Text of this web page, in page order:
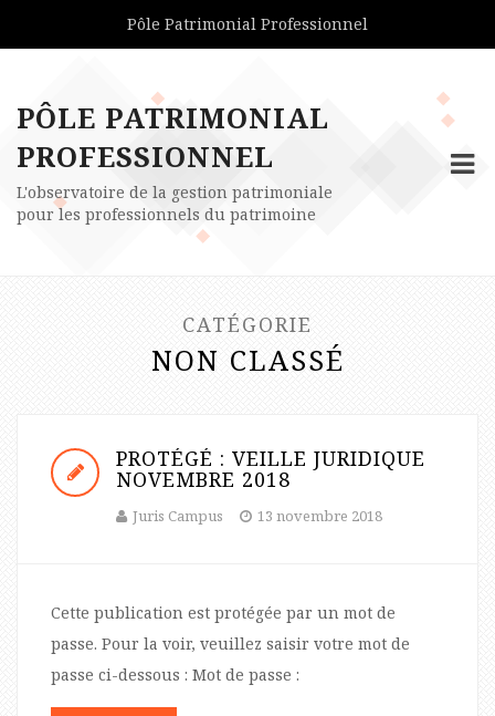
Pôle Patrimonial Professionnel
PÔLE PATRIMONIAL
PROFESSIONNEL
L'observatoire de la gestion patrimoniale
pour les professionnels du patrimoine
CATÉGORIE
NON CLASSÉ
PROTÉGÉ : VEILLE JURIDIQUE
NOVEMBRE 2018
Juris Campus 13 novembre 2018
Cette publication est protégée par un mot de
passe. Pour la voir, veuillez saisir votre mot de
passe ci-dessous : Mot de passe :